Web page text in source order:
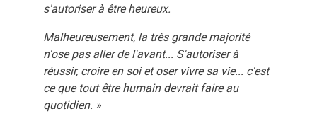
s'autoriser à être heureux.
Malheureusement, la très grande majorité
n'ose pas aller de l'avant... S'autoriser à
réussir, croire en soi et oser vivre sa vie... c'est
ce que tout être humain devrait faire au
quotidien. »